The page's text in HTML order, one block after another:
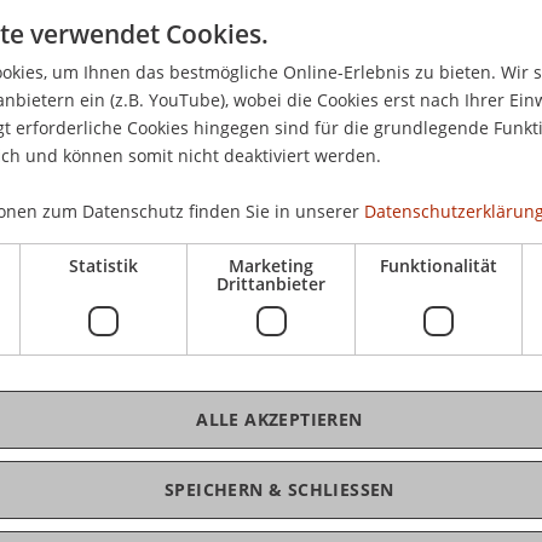
verwendet Cookies.
um Ihnen das bestmögliche Online-Erlebnis zu bieten. Wir
ein (z.B. YouTube), wobei die Cookies erst nach Ihrer
erforderliche Cookies hingegen sind für die grundlegende
und können somit nicht deaktiviert werden.
zum Datenschutz finden Sie in unserer
Statistik Marketing
Drittanbieter
Funktionalität
SPEICHERN & SCHLIESSEN
ALLE AKZEPTIEREN